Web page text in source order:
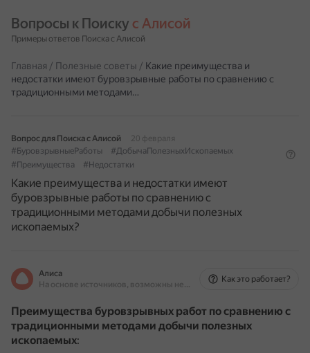
Вопросы к Поиску с Алисой
Примеры ответов Поиска с Алисой
Главная / Полезные советы / Какие преимущества и
недостатки имеют буровзрывные работы по сравнению с
традиционными методами…
Вопрос для Поиска с Алисой
20 февраля
#БуровзрывныеРаботы
#ДобычаПолезныхИскопаемых
#Преимущества
#Недостатки
Какие преимущества и недостатки имеют
буровзрывные работы по сравнению с
традиционными методами добычи полезных
ископаемых?
Алиса
На основе источников, возможны неточности
Как это работает?
Преимущества буровзрывных работ по сравнению с
традиционными методами добычи полезных
ископаемых: